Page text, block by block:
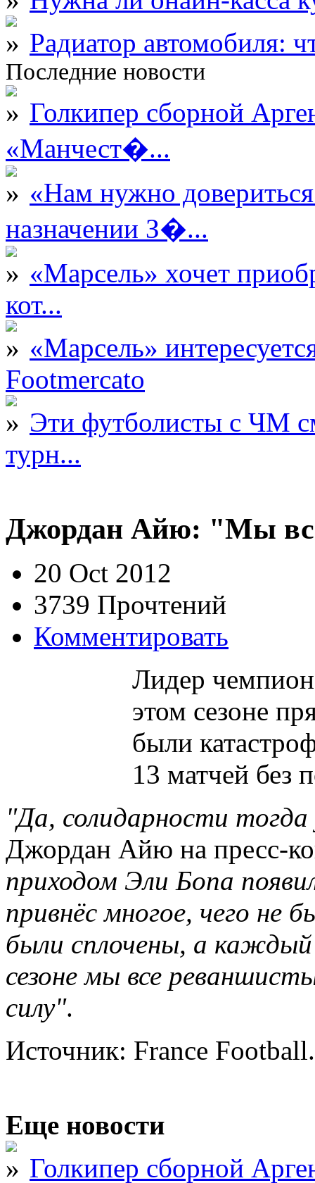
Радиатор автомобиля:
Последние новости
Голкипер сборной
«Манчест�...
«Нам нужно
назначении З�...
«Марсель» хочет
кот...
«Марсель»
Footmercato
Эти футболисты с ЧМ
турн...
Джордан Айю: "Мы
20 Oct 2012
3739 Прочтений
Комментировать
Лидер
этом сезоне
были
13 матчей без
"Да, солидарности
Джордан Айю на пресс-
приходом Эли Бопа
привнёс многое, чего не
были сплочены, а
сезоне мы все
силу".
Источник: France Football.
Еще новости
Голкипер сборной